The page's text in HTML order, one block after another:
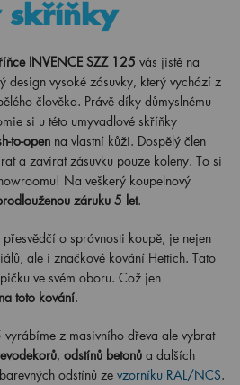
skříňky
INVENCE SZZ 125 vás jistě na
design vysoké zásuvky, který vychází z
člověka. Právě díky důmyslnému
si u této umyvadlové skříňky
to-open na vlastní kůži. Dospělý člen
a zavírat zásuvku pouze koleny. To si
Na veškerý koupelnový
záruku 5 let.
o správnosti koupě, je nejen
ale i značkové kování Hettich. Tato
ve svém oboru. Což jen
toto kování.
z masivního dřeva ale vybrat
, odstínů betonů a dalších
odstínů ze vzorníku RAL/NCS.